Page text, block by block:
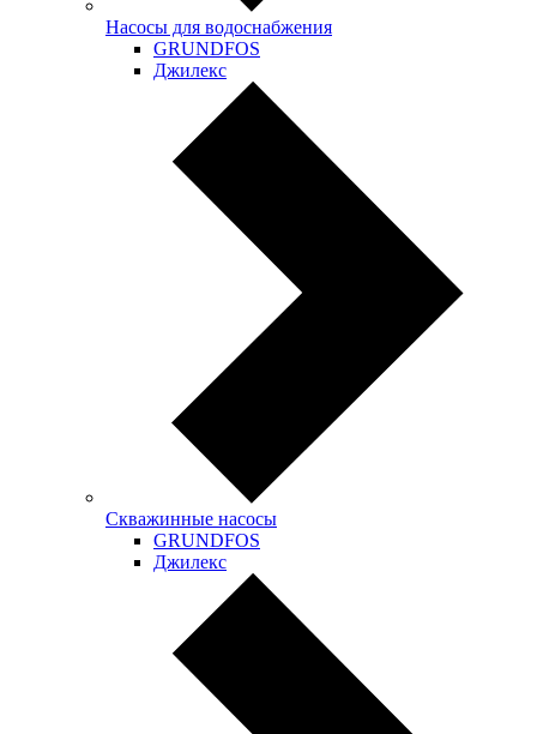
Насосы для водоснабжения
GRUNDFOS
Джилекс
Скважинные насосы
GRUNDFOS
Джилекс